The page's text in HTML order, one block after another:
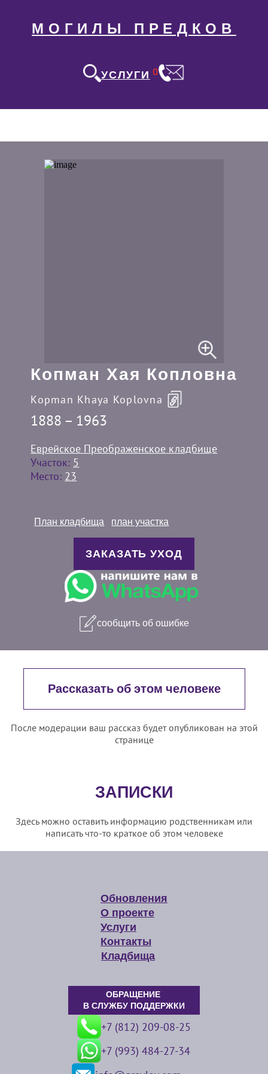
МОГИЛЫ ПРЕДКОВ
УСЛУГИ 0
Копман Хая Копловна
Kopman Khaya Koplovna
1888 – 1963
Еврейское Преображенское кладбище
Участок: 5
Место: 23
План кладбища план участка
ЗАКАЗАТЬ УХОД
сообщить об ошибке
Рассказать об этом человеке
После модерации ваш рассказ будет опубликован на этой
странице
ЗАПИСКИ
Здесь можно оставить информацию родственникам или
написать что-то краткое об этом человеке
Обновления
О проекте
Услуги
Контакты
Кладбища
ОБРАЩЕНИЕ
В СЛУЖБУ ПОДДЕРЖКИ
+7 (812) 209-08-25
+7 (993) 484-27-34